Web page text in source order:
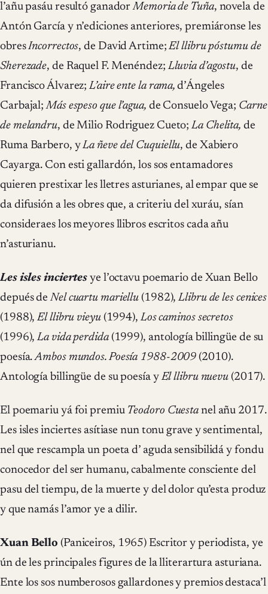
l’añu pasáu resultó ganadorMemoria de Tuña, novela de
Antón García y n’ediciones anteriores, premiáronse les
obresIncorrectos, de David Artime;El llibru póstumu de
Sherezade, de Raquel F. Menéndez;Lluvia d’agostu, de
Francisco Álvarez;L’aire ente la rama,d’Ángeles
Carbajal;Más espeso que l’agua, de Consuelo Vega; Carne
de melandru, de Milio Rodriguez Cueto;La Chelita, de
Ruma Barbero, yLa ñeve del Cuquiellu, de Xabiero
Cayarga. Con esti gallardón, los sos entamadores
quieren prestixar les lletres asturianes, al empar que se
da difusión a les obres que, a criteriu del xuráu, sían
consideraes los meyores llibros escritos cada añu
n’asturianu.
Les isles inciertes ye l’octavu poemario de Xuan Bello
depués de Nel cuartu mariellu (1982),Llibru de les cenices
(1988),El llibru vieyu(1994),Los caminos secretos
(1996),La vida perdida(1999), antología billingüe de su
poesía.Ambos mundos. Poesía 1988-2009 (2010).
Antología billingüe de su poesía yEl llibru nuevu (2017).
El poemariu yá foi premiu Teodoro Cuesta nel añu 2017.
Les isles inciertes asítiase nun tonu grave y sentimental,
nel que rescampla un poeta d’ aguda sensibilidá y fondu
conocedor del ser humanu, cabalmente consciente del
pasu del tiempu, de la muerte y del dolor qu’esta produz
y que namás l’amor ye a dilir.
Xuan Bello (Paniceiros, 1965) Escritor y periodista, ye
ún de les principales figures de la lliterartura asturiana.
Ente los sos numberosos gallardones y premios destaca’l